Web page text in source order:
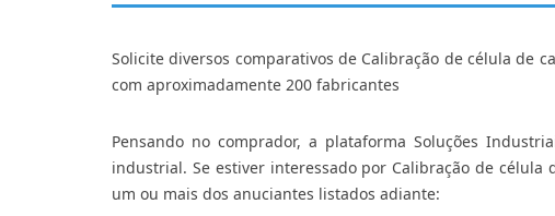
Solicite diversos comparativos de Calibração de célula de
com aproximadamente 200 fabricantes
Pensando no comprador, a plataforma Soluções
industrial. Se estiver interessado por Calibração de
um ou mais dos anuciantes listados adiante: